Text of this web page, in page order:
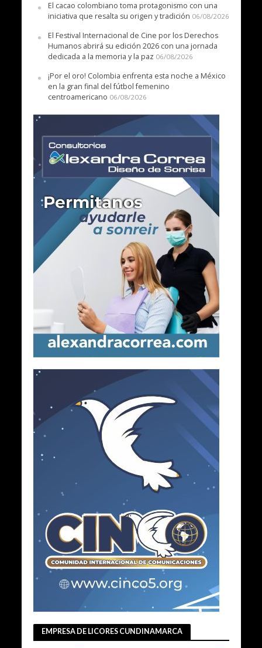
El cacao colombiano toma protagonismo con una
iniciativa que resalta su origen y tradición 06/08/2026
El Festival Internacional de Cine por los Derechos
Humanos abrirá su edición 2026 con una jornada
dedicada a la memoria y la paz 06/08/2026
¡Por el oro! Colombia enfrenta esta noche a México
en la gran final del fútbol femenino
centroamericano 06/08/2026
EMPRESA DE LICORES CUNDINAMARCA